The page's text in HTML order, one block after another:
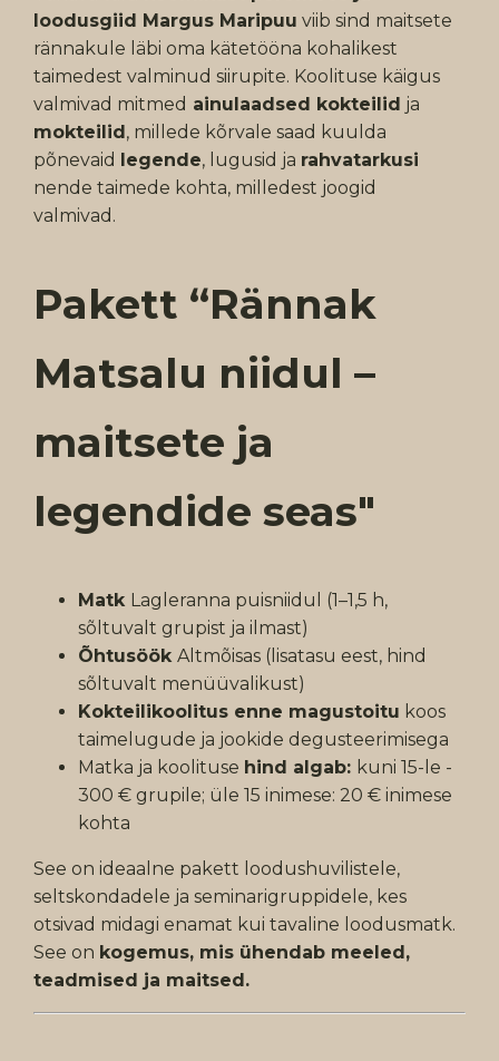
loodusgiid Margus Maripuu viib sind maitsete
rännakule läbi oma kätetööna kohalikest
taimedest valminud siirupite. Koolituse käigus
valmivad mitmed ainulaadsed kokteilid ja
mokteilid , millede kõrvale saad kuulda
põnevaid
legende, lugusid ja rahvatarkusi
nende taimede kohta, milledest joogid
valmivad.
Pakett “Rännak
Matsalu niidul –
maitsete ja
legendide seas"
Matk Lagleranna puisniidul (1–1,5 h,
sõltuvalt grupist ja ilmast)
Õhtusöök Altmõisas (lisatasu eest, hind
sõltuvalt menüüvalikust)
Kokteilikoolitus enne magustoitu koos
taimelugude ja jookide degusteerimisega
Matka ja koolituse hind algab: kuni 15-le -
300 € grupile; üle 15 inimese: 20 € inimese
kohta
See on ideaalne pakett loodushuvilistele,
seltskondadele ja seminarigruppidele, kes
otsivad midagi enamat kui tavaline loodusmatk.
See on kogemus, mis ühendab meeled,
teadmised ja maitsed.